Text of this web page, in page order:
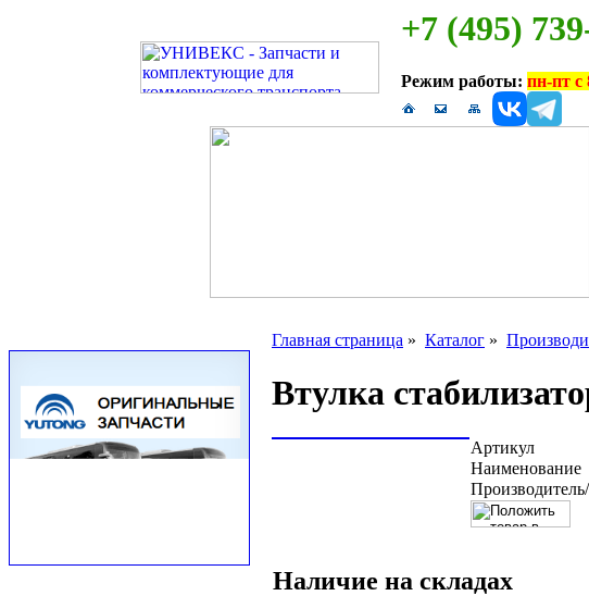
+7 (495)
Режим работы: пн-пт с
Главная страница » Каталог »
Втулка
Артикул
Наименование
Наличие на складах